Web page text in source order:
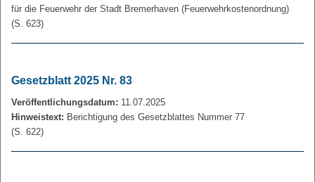
für die Feuerwehr der Stadt Bremerhaven (Feuerwehrkostenordnung)
(S. 623)
Gesetzblatt 2025 Nr. 83
Veröffentlichungsdatum: 11.07.2025
Hinweistext: Berichtigung des Gesetzblattes Nummer 77
(S. 622)